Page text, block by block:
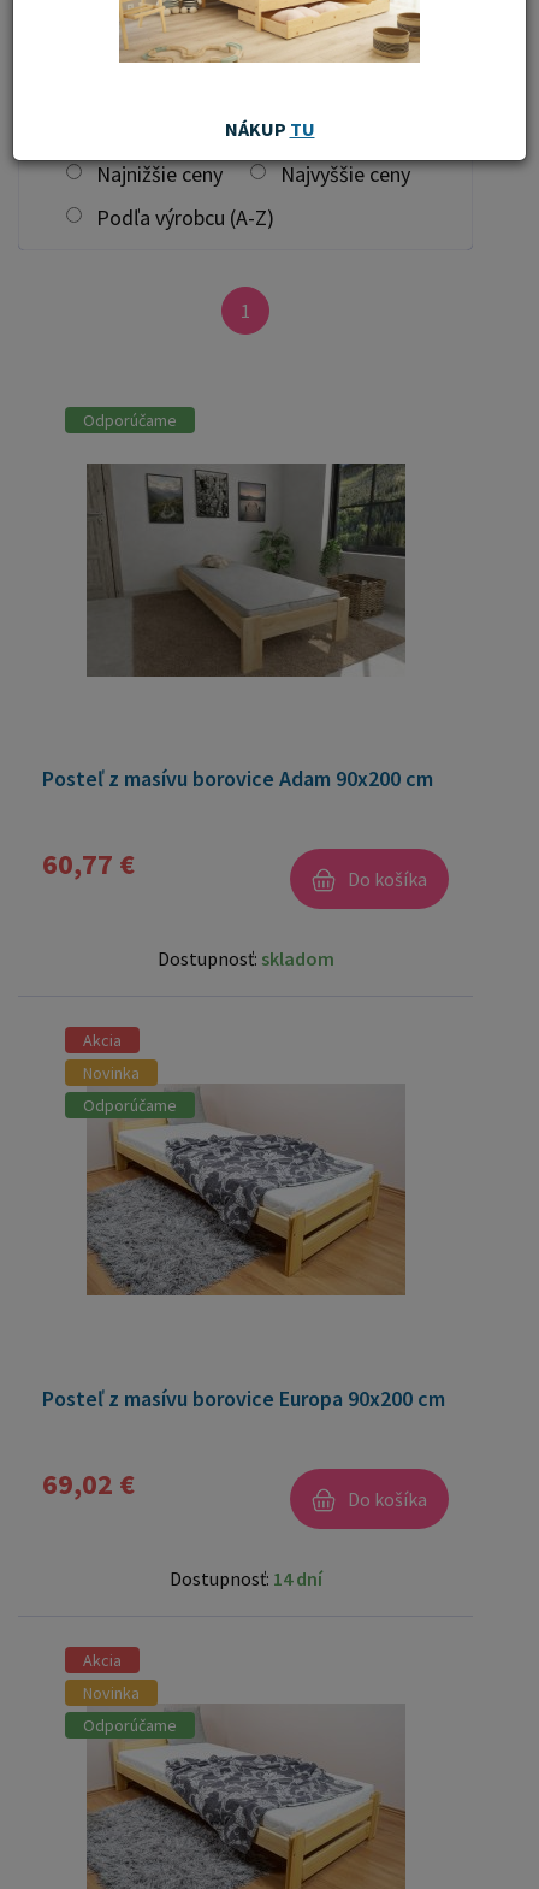
filtrovať
Najnovších
Najnižšie ceny
Najvyššie ceny
Podľa výrobcu (A-Z)
1
Odporúčame
Posteľ z masívu borovice Adam 90x200 cm
60,77 € Do košíka
Dostupnosť: skladom
Akcia
Novinka
Odporúčame
Posteľ z masívu borovice Europa 90x200 cm
69,02 € Do košíka
Dostupnosť: 14 dní
Akcia
Novinka
Odporúčame
NÁKUP TU